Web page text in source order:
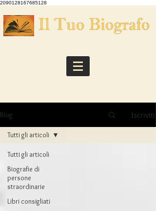
2090128167685128
Blog Iscriviti
Tutti gli articoli
Biografie di
persone
straordinarie
Libri consigliati
Tutti gli articoli